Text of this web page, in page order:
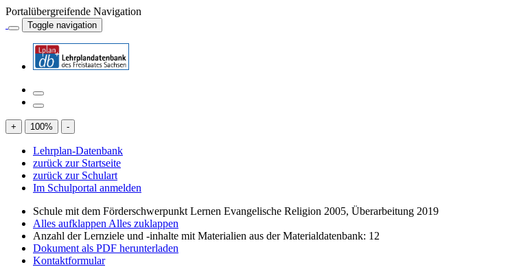
Portalübergreifende Navigation
Toggle navigation
+ 100% -
Lehrplan-Datenbank
zurück zur Startseite
zurück zur Schulart
Im Schulportal anmelden
Schule mit dem Förderschwerpunkt Lernen Evangelische Religion 2005, Überarbeitung 2019
Alles aufklappen Alles zuklappen
Anzahl der Lernziele und -inhalte mit Materialien aus der Materialdatenbank: 12
Dokument als PDF herunterladen
Kontaktformular